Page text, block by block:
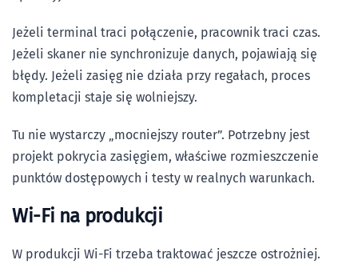
Jeżeli terminal traci połączenie, pracownik traci czas.
Jeżeli skaner nie synchronizuje danych, pojawiają się
błędy. Jeżeli zasięg nie działa przy regałach, proces
kompletacji staje się wolniejszy.
Tu nie wystarczy „mocniejszy router”. Potrzebny jest
projekt pokrycia zasięgiem, właściwe rozmieszczenie
punktów dostępowych i testy w realnych warunkach.
Wi-Fi na produkcji
W produkcji Wi-Fi trzeba traktować jeszcze ostrożniej.